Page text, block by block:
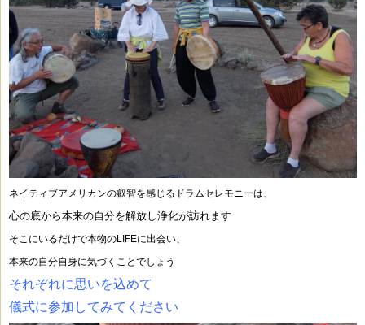
ネイティブアメリカンの叡智を感じるドラムセレモニーは、
心の底から本来の自分を解放し浄化が訪れます
そこにいるだけで本物のLIFEに出会い、
本来の自分自身に気づくことでしょう
それぞれに思いを込めて
儀式に参加してみてください